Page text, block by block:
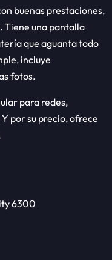
buenas prestaciones,
Tiene una pantalla
que aguanta todo
incluye
fotos.
para redes,
por su precio, ofrece
6300